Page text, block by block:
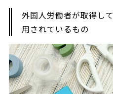
外国人労働者が取得し
用されているもの